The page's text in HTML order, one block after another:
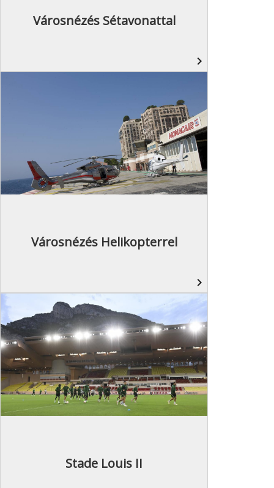
Városnézés Sétavonattal
navigate_next
Városnézés Helikopterrel
navigate_next
Stade Louis II